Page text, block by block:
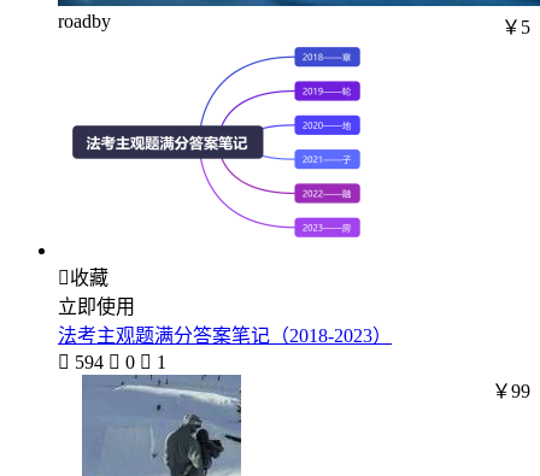
roadby ￥5
收藏
立即使用
法考主观题满分答案笔记（2018-2023）
 594  0  1
￥99